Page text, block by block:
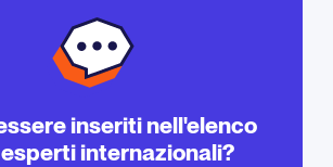
inseriti nell'elenco
internazionali?